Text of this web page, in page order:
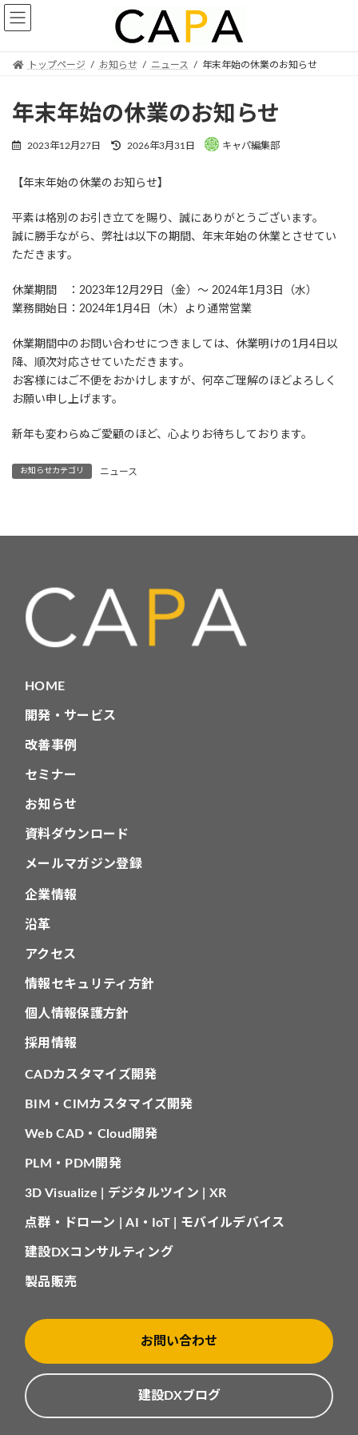
Skip
the
Skip
the
トップページ お知らせ ニュース 年末年始の休業のお知らせ
年末年始の休業のお知らせ
2023年12月27日
updated
2026年3月31日 キャパ編集部
【年末年始の休業のお知らせ】
平素は格別のお引き立てを賜り、誠にありがとうございます。
誠に勝手ながら、弊社は以下の期間、年末年始の休業とさせてい
ただきます。
休業期間 ：2023年12月29日（金）～ 2024年1月3日（水）
業務開始日：2024年1月4日（木）より通常営業
休業期間中のお問い合わせにつきましては、休業明けの1月4日以
降、順次対応させていただきます。
お客様にはご不便をおかけしますが、何卒ご理解のほどよろしく
お願い申し上げます。
新年も変わらぬご愛顧のほど、心よりお待ちしております。
お知らせカテゴリ ニュース
HOME
開発・サービス
改善事例
セミナー
お知らせ
資料ダウンロード
メールマガジン登録
企業情報
沿革
アクセス
情報セキュリティ方針
個人情報保護方針
採用情報
CADカスタマイズ開発
BIM・CIMカスタマイズ開発
Web CAD・Cloud開発
PLM・PDM開発
3D Visualize | デジタルツイン | XR
点群・ドローン | AI・IoT | モバイルデバイス
建設DXコンサルティング
製品販売
お問い合わせ
建設DXブログ